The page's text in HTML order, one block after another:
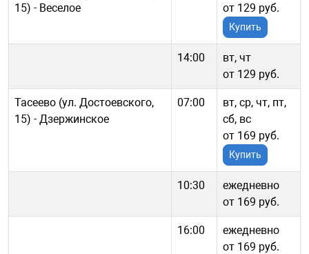
15) - Веселое
от 129 руб.
Купить
14:00
вт, чт
от 129 руб.
Тасеево (ул. Достоевского,
15) - Дзержинское
07:00
вт, ср, чт, пт,
сб, вс
от 169 руб.
Купить
10:30
ежедневно
от 169 руб.
16:00
ежедневно
от 169 руб.